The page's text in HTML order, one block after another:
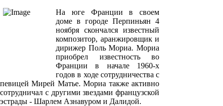
На юге Франции в своем
доме в городе Перпиньян 4
ноября скончался известный
композитор, аранжировщик и
дирижер Поль Мориа. Мориа
приобрел известность во
Франции в начале 1960-х
годов в ходе сотрудничества с
певицей Мирей Матье. Мориа также активно
сотрудничал с другими звездами французской
эстрады - Шарлем Азнавуром и Далидой.